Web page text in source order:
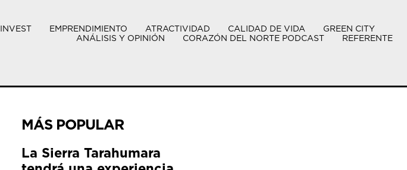
INVEST EMPRENDIMIENTO ATRACTIVIDAD CALIDAD DE VIDA
GREEN CITY
ANÁLISIS Y OPINIÓN
CORAZÓN DEL NORTE PODCAST REFERENTE
MÁS POPULAR
La Sierra Tarahumara